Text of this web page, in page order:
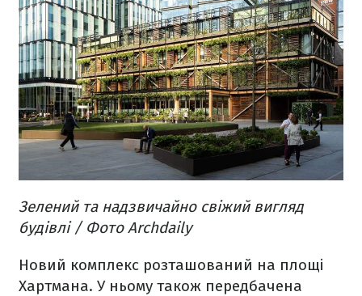
Зелений та надзвичайно свіжий вигляд
будівлі / Фото Archdaily
Новий комплекс розташований на площі
Хартмана. У ньому також передбачена